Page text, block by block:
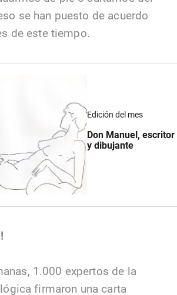
se han puesto de acuerdo
de este tiempo.
Edición del mes
Don Manuel, escritor
y dibujante
1.000 expertos de la
firmaron una carta